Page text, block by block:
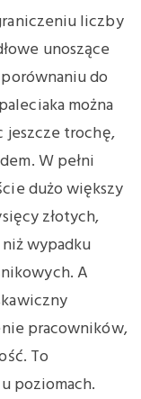
liczby
unoszące
do
można
jeszcze trochę,
W pełni
dużo większy
złotych,
wypadku
A
pracowników,
To
poziomach.